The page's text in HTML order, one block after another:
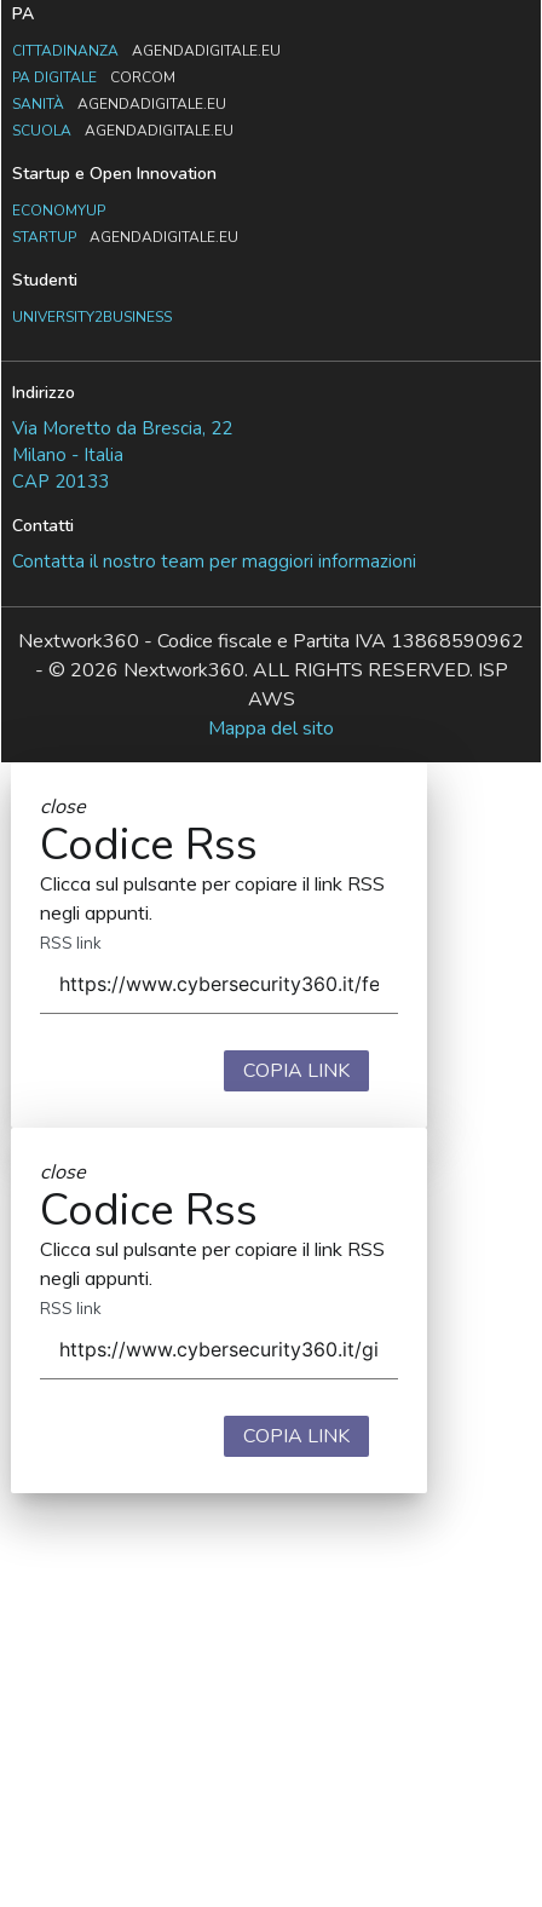
PA
CITTADINANZA
AGENDADIGITALE.EU
PA DIGITALE
CORCOM
SANITÀ
AGENDADIGITALE.EU
SCUOLA
AGENDADIGITALE.EU
Startup e Open Innovation
ECONOMYUP
STARTUP
AGENDADIGITALE.EU
Studenti
UNIVERSITY2BUSINESS
Indirizzo
Via Moretto da Brescia, 22
Milano - Italia
CAP 20133
Contatti
Contatta il nostro team per maggiori informazioni
Nextwork360 - Codice fiscale e Partita IVA 13868590962
- © 2026 Nextwork360. ALL RIGHTS RESERVED. ISP
AWS
Mappa del sito
close
Codice Rss
Clicca sul pulsante per copiare il link RSS
negli appunti.
RSS link
COPIA LINK
close
Codice Rss
Clicca sul pulsante per copiare il link RSS
negli appunti.
RSS link
COPIA LINK